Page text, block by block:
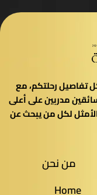
تفاصيل رحلتكم، مع
مدربين على أعلى
لكل من يبحث عن
من نحن
Home